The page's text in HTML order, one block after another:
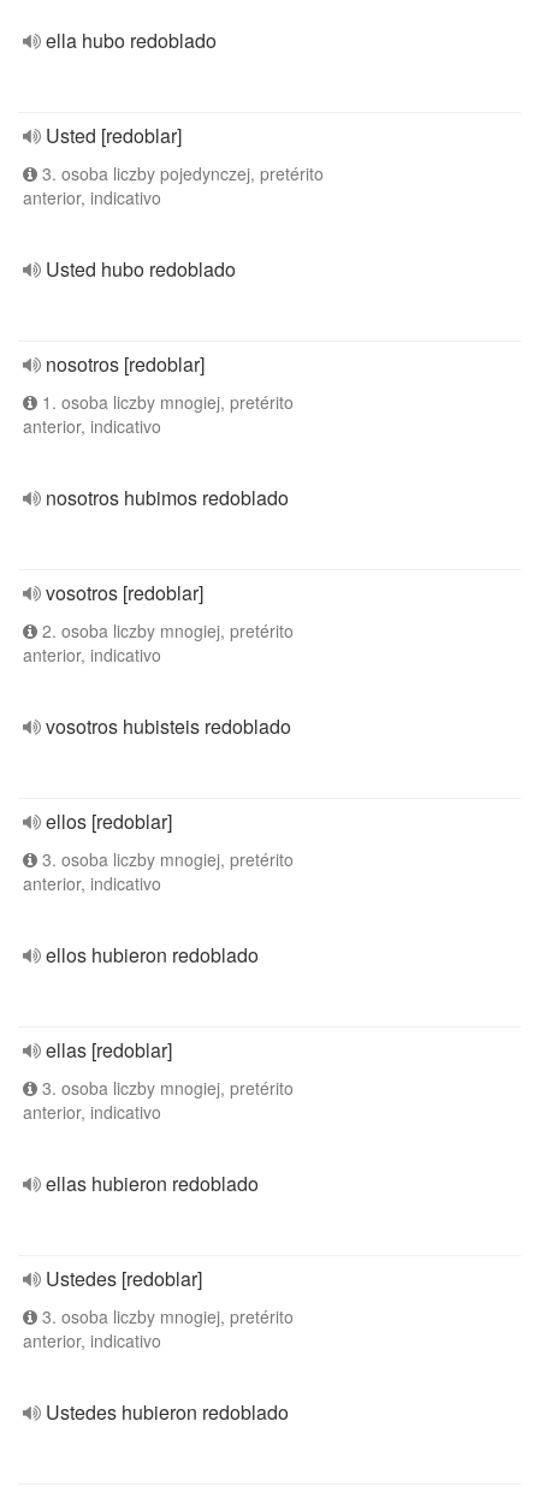
ella hubo redoblado
Usted [redoblar]
3. osoba liczby pojedynczej, pretérito
anterior, indicativo
Usted hubo redoblado
nosotros [redoblar]
1. osoba liczby mnogiej, pretérito
anterior, indicativo
nosotros hubimos redoblado
vosotros [redoblar]
2. osoba liczby mnogiej, pretérito
anterior, indicativo
vosotros hubisteis redoblado
ellos [redoblar]
3. osoba liczby mnogiej, pretérito
anterior, indicativo
ellos hubieron redoblado
ellas [redoblar]
3. osoba liczby mnogiej, pretérito
anterior, indicativo
ellas hubieron redoblado
Ustedes [redoblar]
3. osoba liczby mnogiej, pretérito
anterior, indicativo
Ustedes hubieron redoblado